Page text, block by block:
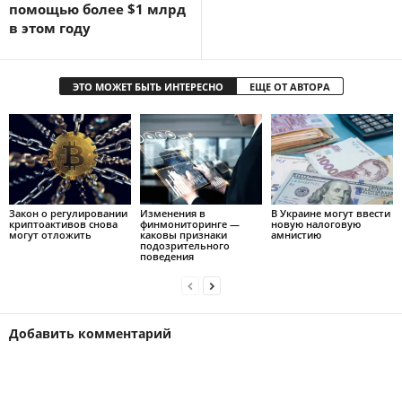
помощью более $1 млрд
в этом году
ЭТО МОЖЕТ БЫТЬ ИНТЕРЕСНО ЕЩЕ ОТ АВТОРА
Закон о регулировании
криптоактивов снова
могут отложить
Изменения в
финмониторинге —
каковы признаки
подозрительного
поведения
В Украине могут ввести
новую налоговую
амнистию
Добавить комментарий